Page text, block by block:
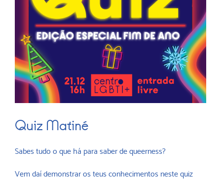
Quiz Matiné
Sabes tudo o que há para saber de queerness?
Vem daí demonstrar os teus conhecimentos neste quiz